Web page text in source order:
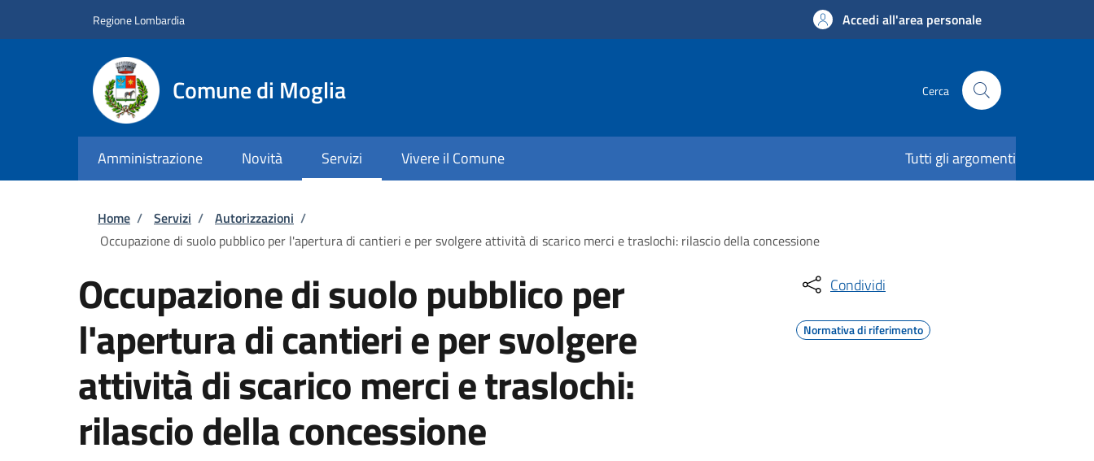
Regione Lombardia Accedi all'area personale
Comune di Moglia Cerca
Amministrazione Novità Servizi Vivere il Comune Tutti gli argomenti
Briciole di pane
Home / Servizi / Autorizzazioni /
Occupazione di suolo pubblico per l'apertura di cantieri e per svolgere attività di scarico merci e traslochi: rilascio della concessione
Occupazione di suolo pubblico per
l'apertura di cantieri e per svolgere
attività di scarico merci e traslochi:
rilascio della concessione
Condividi
Normativa di riferimento